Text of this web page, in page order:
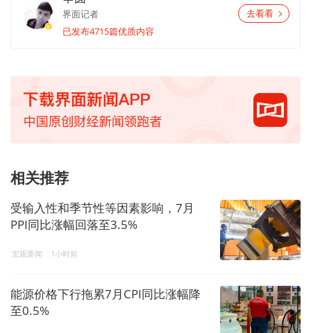
界面记者
已发布4715篇优质内容
去看看
相关推荐
受输入性和季节性等因素影响，7月
PPI同比涨幅回落至3.5%
宏观要闻 1小时前
能源价格下行拖累7月CPI同比涨幅降
至0.5%